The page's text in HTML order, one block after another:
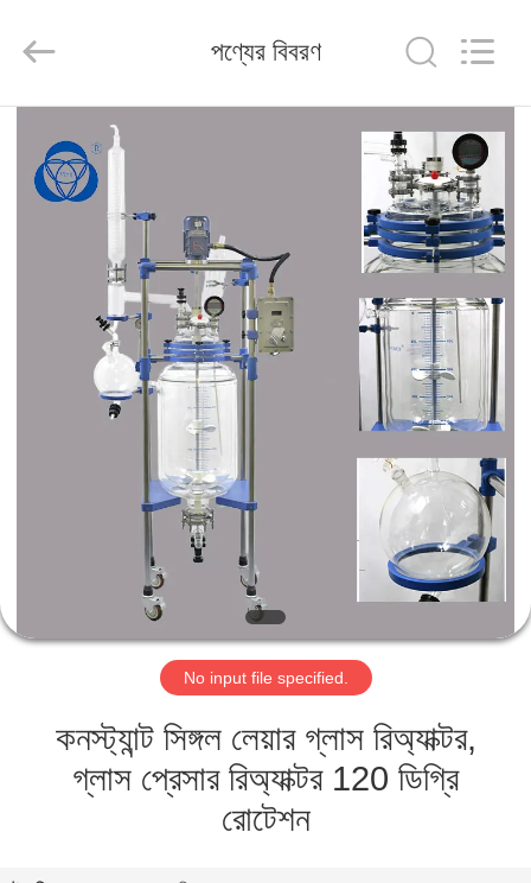
পণ্য
যোগাযোগ
সাইট
Chemglass
Co.,Ltd.
পণ্যের বিবরণ
No input file specified.
কনস্ট্যান্ট সিঙ্গল লেয়ার গ্লাস রিঅ্যাক্টর,
গ্লাস প্রেসার রিঅ্যাক্টর 120 ডিগ্রি
রোটেশন